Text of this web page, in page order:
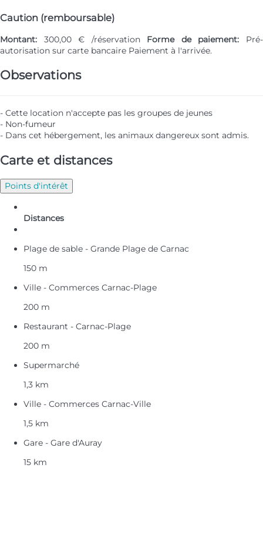
Caution (remboursable)
Montant: 300,00 € /réservation Forme de paiement: Pré-
autorisation sur carte bancaire Paiement à l'arrivée.
Observations
- Cette location n'accepte pas les groupes de jeunes
- Non-fumeur
- Dans cet hébergement, les animaux dangereux sont admis.
Carte et distances
Points d'intérêt
Distances
Plage de sable - Grande Plage de Carnac
150 m
Ville - Commerces Carnac-Plage
200 m
Restaurant - Carnac-Plage
200 m
Supermarché
1,3 km
Ville - Commerces Carnac-Ville
1,5 km
Gare - Gare d'Auray
15 km